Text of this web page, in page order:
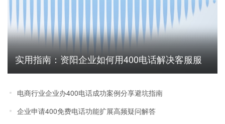
实用指南：资阳企业如何用400电话解决客服服
务无法追踪难题
电商行业企业办400电话成功案例分享避坑指南
企业申请400免费电话功能扩展高频疑问解答